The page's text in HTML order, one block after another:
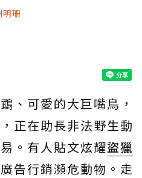
明珊
、可愛的大巨嘴鳥，
正在助長非法野生動
。有人貼文炫耀盜獵
告行銷瀕危動物。走